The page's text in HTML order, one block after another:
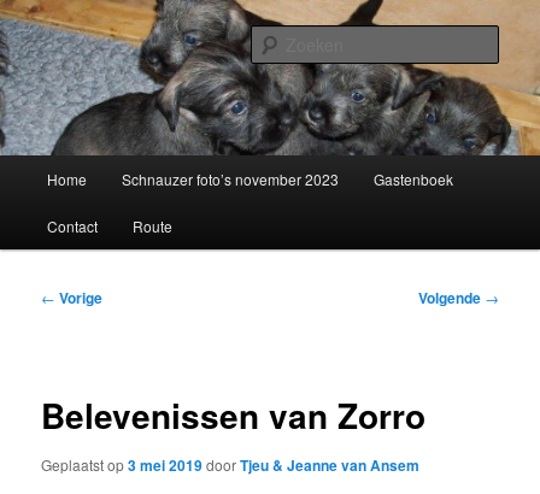
Spring
naar
de
primaire
inhoudSchnauzerkennel van de Oldert
Home Schnauzer foto’s november 2023 Gastenboek
Contact Route
Bericht
← Vorige Volgende →
Belevenissen van Zorro
Geplaatst op3 mei 2019doorTjeu & Jeanne van Ansem